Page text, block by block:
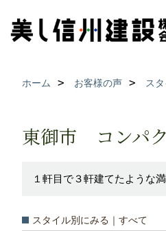
ホーム お客様の声 ス
東御市 コンパ
１軒目で３軒建てたような
スタイル別にみる｜すべて